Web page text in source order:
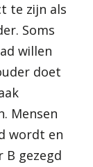
te zijn als
Soms
willen
doet
Mensen
wordt en
B gezegd